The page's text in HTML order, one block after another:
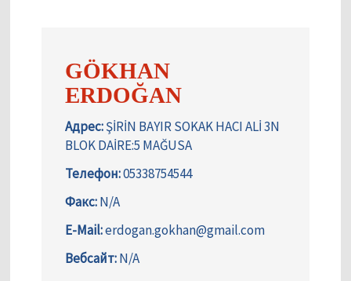
GÖKHAN
ERDOĞAN
Адрес:ŞİRİN BAYIR SOKAK HACI ALİ 3N
BLOK DAİRE:5 MAĞUSA
Телефон:05338754544
Факс:N/A
E-Mail:erdogan.gokhan@gmail.com
Вебсайт:N/A